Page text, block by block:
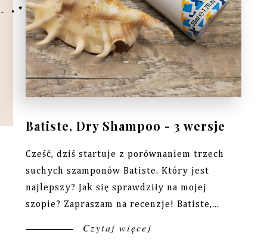
Batiste, Dry Shampoo - 3 wersje
Cześć, dziś startuje z porównaniem trzech
suchych szamponów Batiste. Który jest
najlepszy? Jak się sprawdziły na mojej
szopie? Zapraszam na recenzje! Batiste,...
Czytaj więcej